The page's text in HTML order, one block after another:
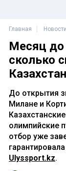
Главная Новости
Месяц
сколько
До открытия
Милане и
олимпийские
отбор уже
Ulyssport.kz.